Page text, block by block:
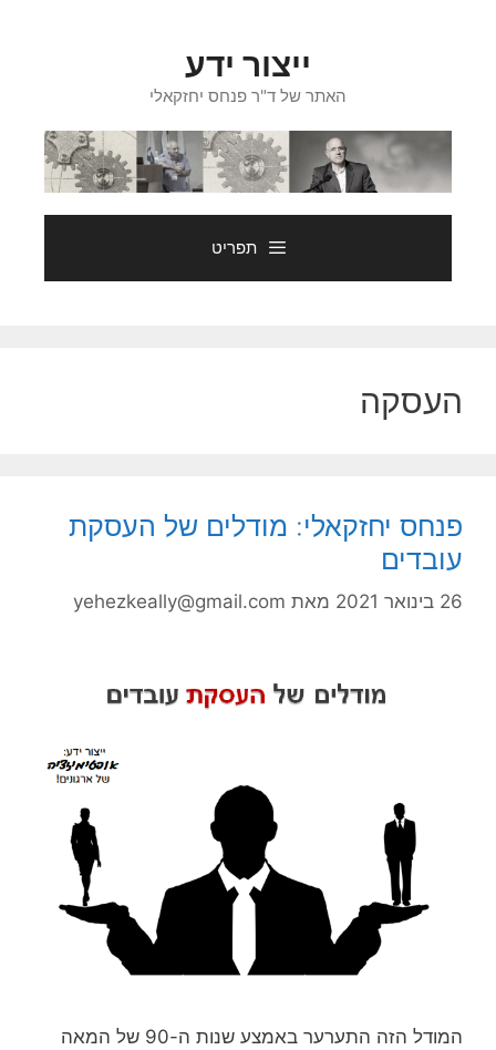
ייצור ידע
האתר של ד"ר פנחס יחזקאלי
תפריט
העסקה
פנחס יחזקאלי: מודלים של העסקת
עובדים
26 בינואר 2021 מאת yehezkeally@gmail.com
המודל הזה התערער באמצע שנות ה-90 של המאה